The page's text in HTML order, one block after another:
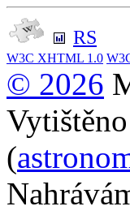
RS
W3C XHTML 1.0
© 2026
(